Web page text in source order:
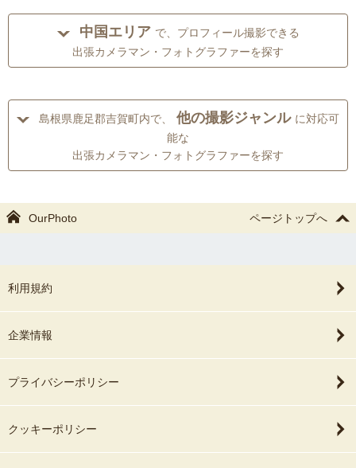
中国エリア で、プロフィール撮影できる
出張カメラマン・フォトグラファーを探す
島根県鹿足郡吉賀町内で、 他の撮影ジャンル に対応可
能な
出張カメラマン・フォトグラファーを探す
OurPhoto ページトップへ
利用規約
企業情報
プライバシーポリシー
クッキーポリシー